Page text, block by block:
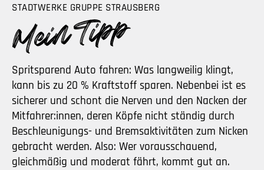
STADTWERKE GRUPPE STRAUSBERG
Spritsparend Auto fahren: Was langweilig klingt,
kann bis zu 20 % Kraftstoff sparen. Nebenbei ist es
sicherer und schont die Nerven und den Nacken der
Mitfahrer:innen, deren Köpfe nicht ständig durch
Beschleunigungs- und Bremsaktivitäten zum Nicken
gebracht werden. Also: Wer vorausschauend,
gleichmäßig und moderat fährt, kommt gut an.